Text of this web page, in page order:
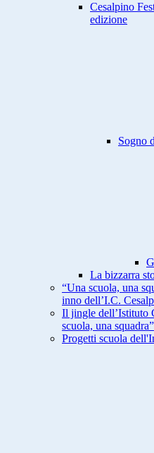
Cesalpino
edizione
Sogno
La bizzarra
“Una scuola, una
inno dell’I.C.
Il jingle dell’Istituto
scuola, una squadra”
Progetti scuola